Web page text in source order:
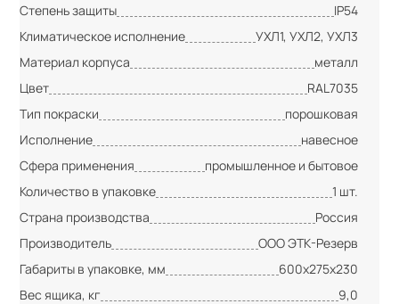
Степень защиты
IP54
Климатическое исполнение
УХЛ1, УХЛ2, УХЛ3
Материал корпуса
металл
Цвет
RAL7035
Тип покраски
порошковая
Исполнение
навесное
Сфера применения
промышленное и бытовое
Количество в упаковке
1 шт.
Страна производства
Россия
Производитель
ООО ЭТК-Резерв
Габариты в упаковке, мм
600х275х230
Вес ящика, кг
9,0